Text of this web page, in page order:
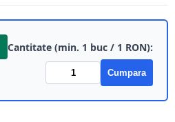
Cantitate (min. 1 buc / 1 RON):
Cumpara